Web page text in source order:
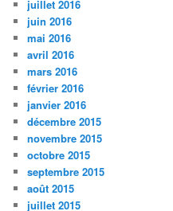
juillet 2016
juin 2016
mai 2016
avril 2016
mars 2016
février 2016
janvier 2016
décembre 2015
novembre 2015
octobre 2015
septembre 2015
août 2015
juillet 2015